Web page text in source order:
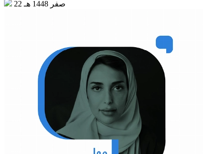
22 صفر 1448 هـ